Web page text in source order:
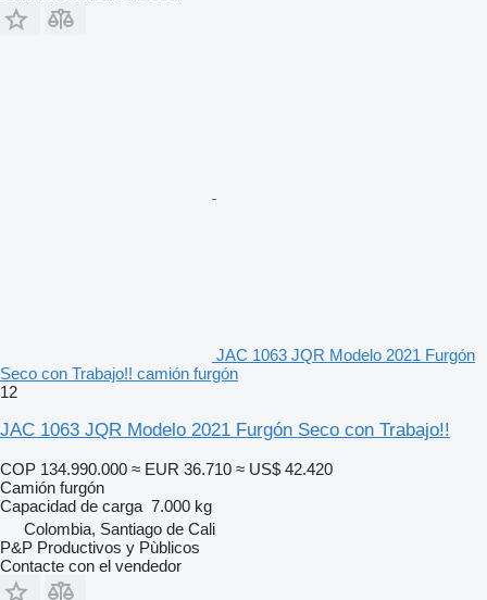
JAC 1063 JQR Modelo 2021 Furgón
Seco con Trabajo!! camión furgón
12
JAC 1063 JQR Modelo 2021 Furgón Seco con Trabajo!!
COP 134.990.000 ≈ EUR 36.710 ≈ US$ 42.420
Camión furgón
Capacidad de carga 7.000 kg
Colombia, Santiago de Cali
P&P Productivos y Pùblicos
Contacte con el vendedor